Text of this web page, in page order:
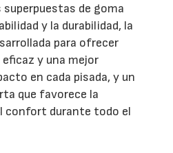
de goma
y la durabilidad, la
para ofrecer
y una mejor
en cada pisada, y un
que favorece la
confort durante todo el